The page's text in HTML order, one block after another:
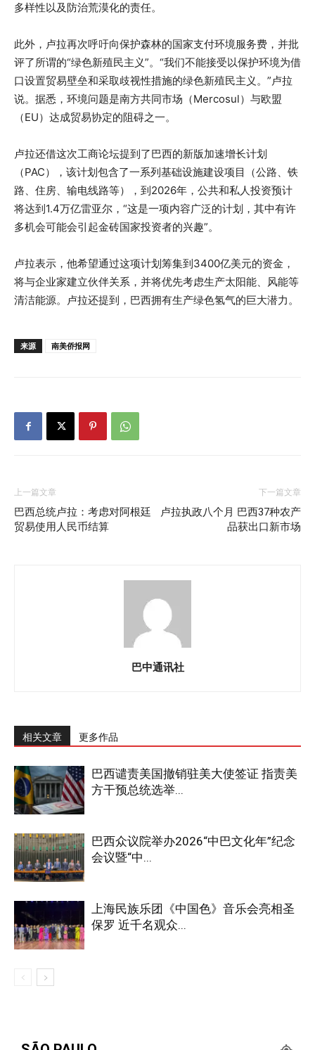
多样性以及防治荒漠化的责任。
此外，卢拉再次呼吁向保护森林的国家支付环境服务费，并批
评了所谓的“绿色新殖民主义”。“我们不能接受以保护环境为借
口设置贸易壁垒和采取歧视性措施的绿色新殖民主义。”卢拉
说。据悉，环境问题是南方共同市场（Mercosul）与欧盟
（EU）达成贸易协定的阻碍之一。
卢拉还借这次工商论坛提到了巴西的新版加速增长计划
（PAC），该计划包含了一系列基础设施建设项目（公路、铁
路、住房、输电线路等），到2026年，公共和私人投资预计
将达到1.4万亿雷亚尔，“这是一项内容广泛的计划，其中有许
多机会可能会引起金砖国家投资者的兴趣”。
卢拉表示，他希望通过这项计划筹集到3400亿美元的资金，
将与企业家建立伙伴关系，并将优先考虑生产太阳能、风能等
清洁能源。卢拉还提到，巴西拥有生产绿色氢气的巨大潜力。
来源 南美侨报网
上一篇文章
巴西总统卢拉：考虑对阿根廷
贸易使用人民币结算
下一篇文章
卢拉执政八个月 巴西37种农产
品获出口新市场
巴中通讯社
相关文章 更多作品
巴西谴责美国撤销驻美大使签证 指责美
方干预总统选举...
巴西众议院举办2026“中巴文化年”纪念
会议暨“中...
上海民族乐团《中国色》音乐会亮相圣
保罗 近千名观众...